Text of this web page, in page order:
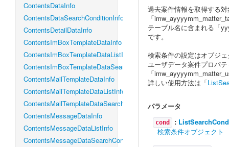
ContentsDataInfo
ContentsDataSearchConditionInfo
ContentsDetailDataInfo
ContentsImBoxTemplateDataInfo
ContentsImBoxTemplateDataListInfo
ContentsImBoxTemplateDataSearchConditionInfo
ContentsMailTemplateDataInfo
ContentsMailTemplateDataListInfo
ContentsMailTemplateDataSearchConditionInfo
ContentsMessageDataInfo
ContentsMessageDataListInfo
ContentsMessageDataSearchConditionInfo
過去案件情報を取得する
「
テーブル名に含まれる「
です。
検索条件の設定はオブジ
ユーザデータ案件プロパ
「
詳しい使用方法は「
パラメータ
cond :
検索条件オブジェクト